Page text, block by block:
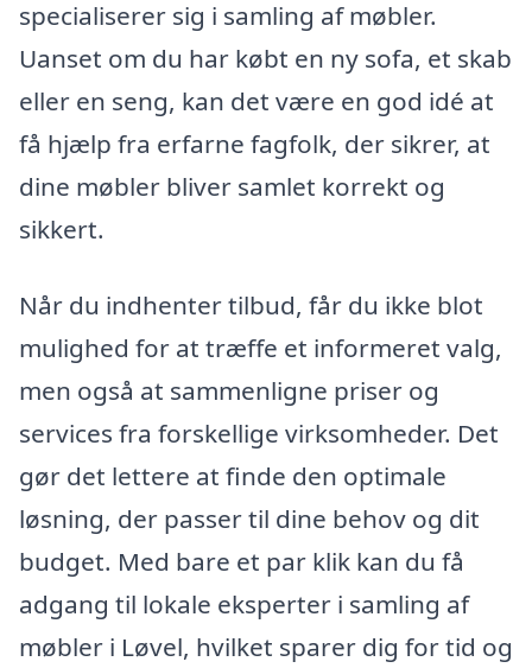
specialiserer sig i samling af møbler.
Uanset om du har købt en ny sofa, et skab
eller en seng, kan det være en god idé at
få hjælp fra erfarne fagfolk, der sikrer, at
dine møbler bliver samlet korrekt og
sikkert.
Når du indhenter tilbud, får du ikke blot
mulighed for at træffe et informeret valg,
men også at sammenligne priser og
services fra forskellige virksomheder. Det
gør det lettere at finde den optimale
løsning, der passer til dine behov og dit
budget. Med bare et par klik kan du få
adgang til lokale eksperter i samling af
møbler i Løvel, hvilket sparer dig for tid og